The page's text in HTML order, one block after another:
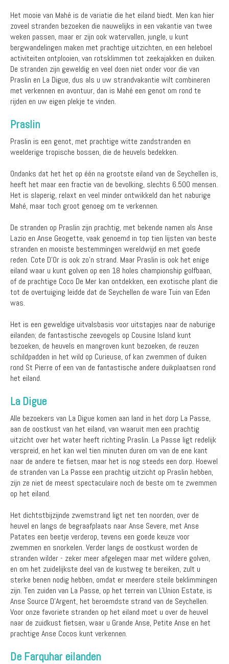
Het mooie van Mahé is de variatie die het eiland biedt. Men kan hier
zoveel stranden bezoeken die nauwelijks in een vakantie van twee
weken passen, maar er zijn ook watervallen, jungle, u kunt
bergwandelingen maken met prachtige uitzichten, en een heleboel
activiteiten ontplooien, van rotsklimmen tot zeekajakken en duiken.
De stranden zijn geweldig en veel doen niet onder voor die van
Praslin en La Digue, dus als u uw strandvakantie wilt combineren
met verkennen en avontuur, dan is Mahé een genot om rond te
rijden en uw eigen plekje te vinden.
Praslin
Praslin is een genot, met prachtige witte zandstranden en
weelderige tropische bossen, die de heuvels bedekken.
Ondanks dat het het op één na grootste eiland van de Seychellen is,
heeft het maar een fractie van de bevolking, slechts 6.500 mensen.
Het is slaperig, relaxt en veel minder ontwikkeld dan het naburige
Mahé, maar toch groot genoeg om te verkennen.
De stranden op Praslin zijn prachtig, met bekende namen als Anse
Lazio en Anse Geogette, vaak genoemd in top tien lijsten van beste
stranden en mooiste bestemmingen wereldwijd en met goede
reden. Cote D'Or is ook zo'n strand. Maar Praslin is ook het enige
eiland waar u kunt golven op een 18 holes championship golfbaan,
of de prachtige Coco De Mer kan ontdekken, een exotische plant die
tot de overtuiging leidde dat de Seychellen de ware Tuin van Eden
was.
Het is een geweldige uitvalsbasis voor uitstapjes naar de naburige
eilanden; de fantastische zeevogels op Cousine Island kunt
bezoeken, de heuvels en mangroven kunt bezoeken, de reuzen
schildpadden in het wild op Curieuse, of kan zwemmen of duiken
rond St Pierre of een van de fantastische andere duikplaatsen rond
het eiland.
La Digue
Alle bezoekers van La Digue komen aan land in het dorp La Passe,
aan de oostkust van het eiland, van waaruit men een prachtig
uitzicht over het water heeft richting Praslin. La Passe ligt redelijk
verspreid, en het kan wel tien minuten duren om van de ene kant
naar de andere te fietsen, maar het is nog steeds een dorp. Hoewel
de stranden van La Passe een prachtig uitzicht op Praslin hebben,
zijn ze niet de meest spectaculaire noch de beste om te zwemmen
op het eiland.
Het dichtstbijzijnde zwemstrand ligt net ten noorden, over de
heuvel en langs de begraafplaats naar Anse Severe, met Anse
Patates een beetje verderop, tevens een goede keuze voor
zwemmen en snorkelen. Verder langs de oostkust worden de
stranden wilder - zeker meer afgelegen maar met wildere golven,
en om het zuidelijkste deel van de kustweg te bereiken, zult u
sterke benen nodig hebben, omdat er meerdere steile beklimmingen
zijn. Ten zuiden van La Passe, op het terrein van L'Union Estate, is
Anse Source D'Argent, het beroemdste strand van de Seychellen.
Voor onze favoriete stranden op het eiland moet u over de heuvel
naar de zuidkust fietsen, waar u Grande Anse, Petite Anse en het
prachtige Anse Cocos kunt verkennen.
De Farquhar eilanden